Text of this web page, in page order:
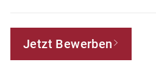
Jetzt Bewerben